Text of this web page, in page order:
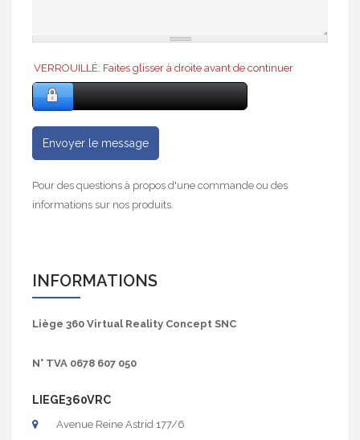
VERROUILLÉ: Faites glisser à droite avant de continuer
Envoyer le message
Pour des questions à propos d'une commande ou des
informations sur nos produits.
INFORMATIONS
Liège 360 Virtual Reality Concept SNC
N° TVA 0678 607 050
LIEGE360VRC
Avenue Reine Astrid 177/6